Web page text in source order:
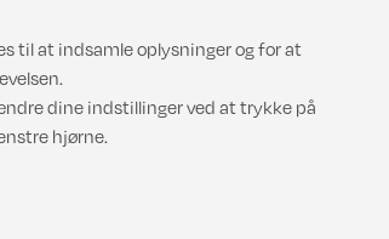
til at indsamle oplysninger og for at
dine indstillinger ved at trykke på
hjørne.